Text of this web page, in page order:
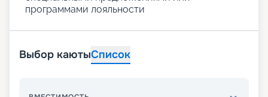
программами лояльности
Выбор каютыСписок